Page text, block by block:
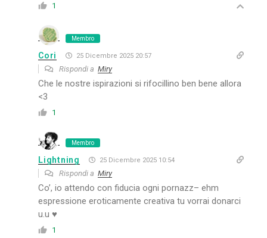
1
Membro
Cori 25 Dicembre 2025 20:57
Rispondi aMiry
Che le nostre ispirazioni si rifocillino ben bene allora
<3
1
Membro
Lightning 25 Dicembre 2025 10:54
Rispondi aMiry
Co’, io attendo con fiducia ogni pornazz– ehm
espressione eroticamente creativa tu vorrai donarci
u.u ♥
1